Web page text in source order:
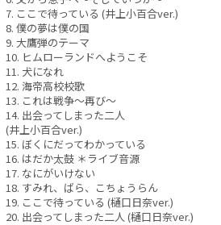
7. ここで待っている (井上小百合ver.)
8. 僕の夢は僕の国
9. 大鷹弾のテーマ
10. ヒムローランドへようこそ
11. 犬になれ
12. 海帝高校校歌
13. これは戦争～再び～
14. 出会ってしまった二人
(井上小百合ver.)
15. ぼくにだってわかっている
16. はだか太鼓 ＊ライブ音源
17. なにがいけない
18. すみれ、ばら、こちょうらん
19. ここで待っている (樋口日奈ver.)
20. 出会ってしまった二人 (樋口日奈ver.)